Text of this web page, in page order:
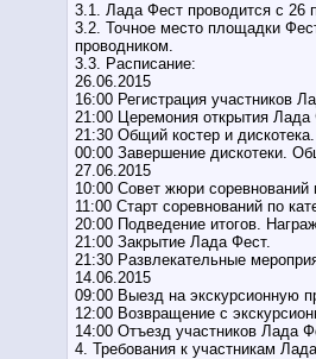
3.1. Лада Фест проводится с 26
3.2. Точное место площадки
проводником.
3.3. Расписание:
26.06.2015
16:00 Регистрация участников
21:00 Церемония открытия Лада
21:30 Общий костер и дискотека.
00:00 Завершение дискотеки.
27.06.2015
10:00 Совет жюри соревнований
11:00 Старт соревнований по
20:00 Подведение итогов.
21:00 Закрытие Лада Фест.
21:30 Развлекательные
14.06.2015
09:00 Выезд на экскурсионную
12:00 Возвращение с
14:00 Отъезд участников Лада
4. Требования к участникам